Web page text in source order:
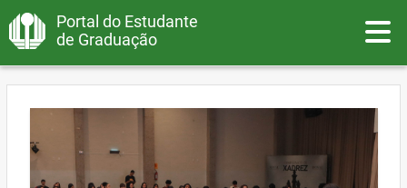
Portal do Estudante
de Graduação